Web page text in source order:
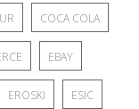
COCA COLA
EBAY
EROSKI ESIC